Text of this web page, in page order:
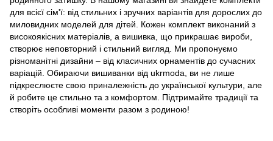
для всієї сім'ї: від стильних і зручних варіантів для дорослих до
миловидних моделей для дітей. Кожен комплект виконаний з
високоякісних матеріалів, а вишивка, що прикрашає вироби,
створює неповторний і стильний вигляд. Ми пропонуємо
різноманітні дизайни – від класичних орнаментів до сучасних
варіацій. Обираючи вишиванки від ukrmoda, ви не лише
підкреслюєте свою приналежність до української культури, але
й робите це стильно та з комфортом. Підтримайте традиції та
створіть особливі моменти разом з родиною!